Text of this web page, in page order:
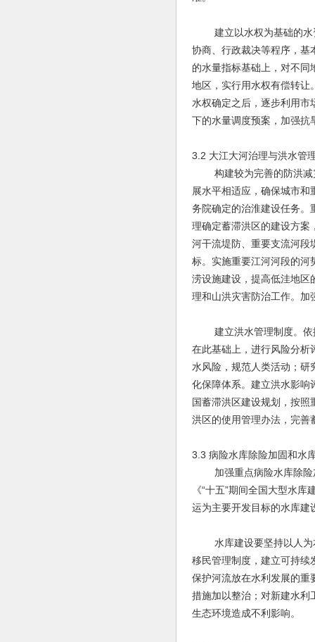
建立以水权为基础的水资
协商、行政裁决等程序，基
的水量指标基础上，对不
地区，实行用水权有偿转让
水权确定之后，逐步利用市
下的水量调度预案，加强抗
3.2 大江大河治理与洪水管
构建较为完善的防洪减灾
展水平相适应，确保城市
务院确定的治淮建设任务。
理确定蓄滞洪区的建设方案
河干流堤防、重要支流河段
标。实施重要江河河段的河
涝设施建设，提高低洼地区
理和山洪灾害防治工作。加
建立洪水管理制度。依据
在此基础上，进行风险分析
水风险，规范人类活动；研
化保障体系。建立洪水影响
国蓄滞洪区建设规划，按
洪区的使用管理办法，完善
3.3 病险水库除险加固和水
加强重点病险水库除险加
《“十五”期间全国大型水
运为主要开发目标的水库建
水库建设要坚持以人为本
移民管理制度，建立可持续
保护河流放在水利发展的重
措施加以整治；对新建水利
生态环境造成不利影响。